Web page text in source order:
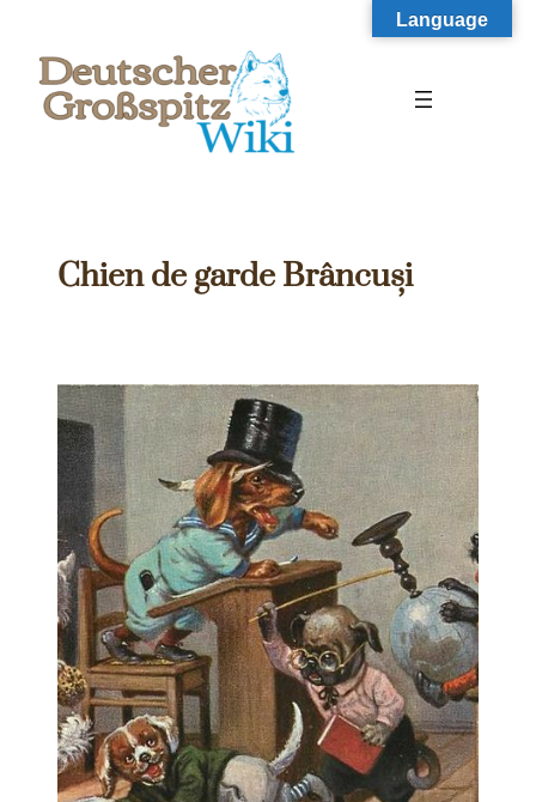
springen
Chien de garde Brâncuși
Language